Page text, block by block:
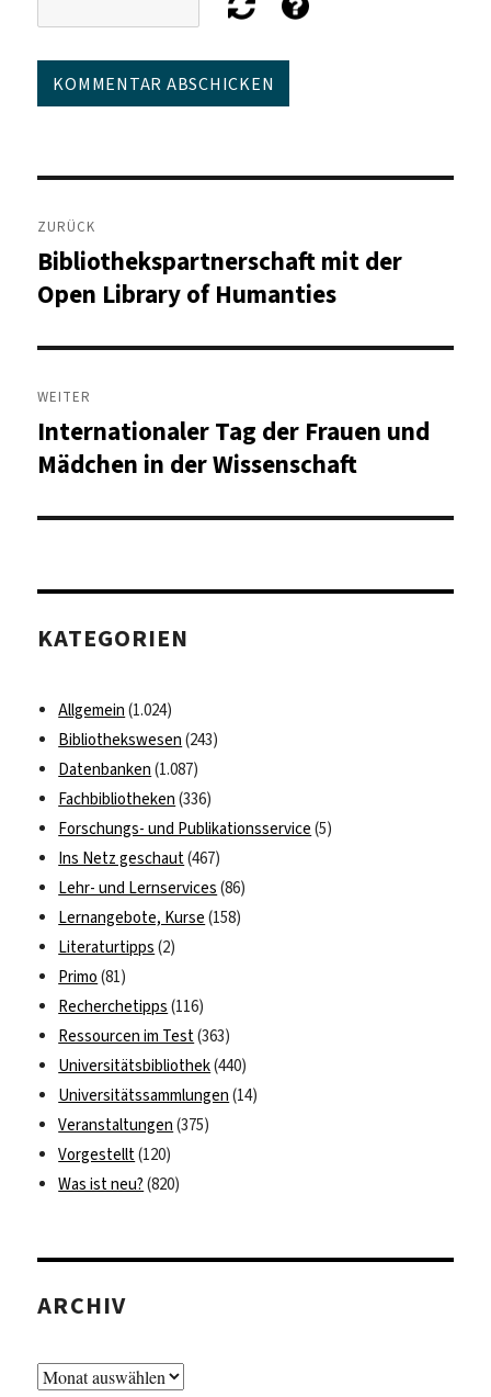
Beitragsnavigation
ZURÜCK
Vorheriger
Beitrag:
Bibliothekspartnerschaft mit der
Open Library of Humanties
WEITER
Nächster
Beitrag:
Internationaler Tag der Frauen und
Mädchen in der Wissenschaft
KATEGORIEN
Allgemein (1.024)
Bibliothekswesen (243)
Datenbanken (1.087)
Fachbibliotheken (336)
Forschungs- und Publikationsservice (5)
Ins Netz geschaut(467)
Lehr- und Lernservices (86)
Lernangebote, Kurse (158)
Literaturtipps (2)
Primo (81)
Recherchetipps (116)
Ressourcen im Test(363)
Universitätsbibliothek(440)
Universitätssammlungen (14)
Veranstaltungen (375)
Vorgestellt(120)
Was ist neu? (820)
ARCHIV
Archiv